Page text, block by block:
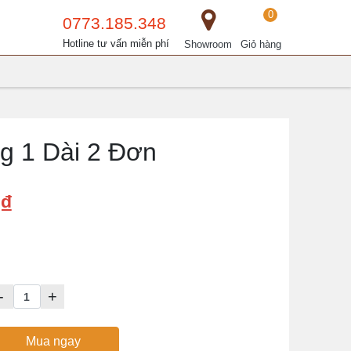
0
Giỏ hàng
Showroom
0773.185.348
Hotline tư vấn miễn phí
1 Dài 2 Đơn
+
Mua ngay